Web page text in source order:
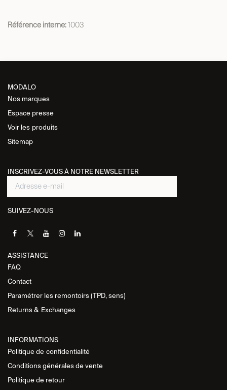
Référence interne:1003
MODALO
Nos marques
Espace presse
Voir les produits
Sitemap
INSCRIVEZ-VOUS À NOTRE NEWSLETTER
SUIVEZ-NOUS
ASSISTANCE​
FAQ
Contact
Paramétrer les remontoirs (TPD, sens)
Returns & Exchanges
INFORMATIONS
Politique de confidentialité
Conditions générales de vente
Politique de retour